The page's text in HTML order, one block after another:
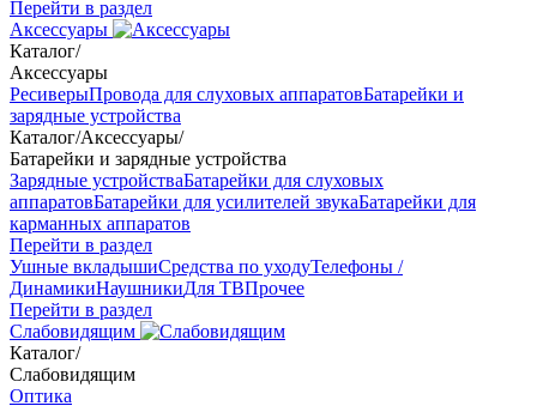
Перейти в раздел
Аксессуары
Каталог/
Аксессуары
РесиверыПровода для слуховых аппаратовБатарейки и
зарядные устройства
Каталог/Аксессуары/
Батарейки и зарядные устройства
Зарядные устройстваБатарейки для слуховых
аппаратовБатарейки для усилителей звукаБатарейки для
карманных аппаратов
Перейти в раздел
Ушные вкладышиСредства по уходуТелефоны /
ДинамикиНаушникиДля ТВПрочее
Перейти в раздел
Слабовидящим
Каталог/
Слабовидящим
Оптика